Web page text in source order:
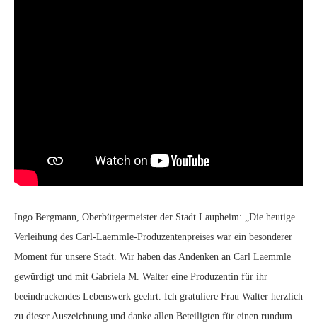
Ingo Bergmann, Oberbürgermeister der Stadt Laupheim: „Die heutige
Verleihung des Carl-Laemmle-Produzentenpreises war ein besonderer
Moment für unsere Stadt. Wir haben das Andenken an Carl Laemmle
gewürdigt und mit Gabriela M. Walter eine Produzentin für ihr
beeindruckendes Lebenswerk geehrt. Ich gratuliere Frau Walter herzlich
zu dieser Auszeichnung und danke allen Beteiligten für einen rundum